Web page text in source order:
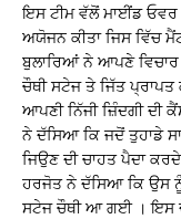
ਇਸ ਟੀਮ ਵੱਲੋਂ ਮਾਈਂਡ ਓਵਰ
ਅਯੋਜਨ ਕੀਤਾ ਜਿਸ ਵਿੱਚ
ਬੁਲਾਰਿਆਂ ਨੇ ਆਪਣੇ
ਚੌਥੀ ਸਟੇਜ ਤੇ ਜਿੱਤ
ਆਪਣੀ ਨਿੱਜੀ ਜ਼ਿੰਦਗੀ ਦੀ
ਨੇ ਦੱਸਿਆ ਕਿ ਜਦੋਂ ਤੁਹਾਡੇ
ਜਿਉਣ ਦੀ ਚਾਹਤ ਪੈਦਾ
ਹਰਜੋਤ ਨੇ ਦੱਸਿਆ ਕਿ ਉਸ
ਸਟੇਜ ਚੌਥੀ ਆ ਗਈ । ਇਸ